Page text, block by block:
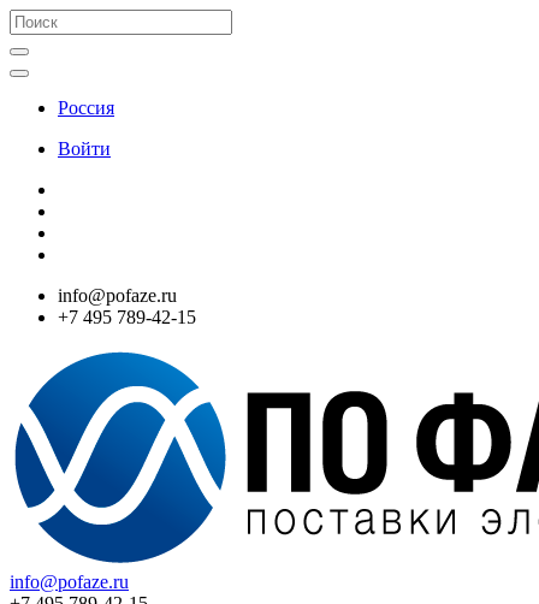
Россия
Войти
info@pofaze.ru
+7 495 789-42-15
info@pofaze.ru